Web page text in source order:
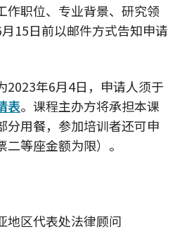
作职位、专业背景、研究领
15日前以邮件方式告知申请
2023年6月4日，申请人须于
表。课程主办方将承担本课
分用餐，参加培训者还可申
等座金额为限）。
地区代表处法律顾问